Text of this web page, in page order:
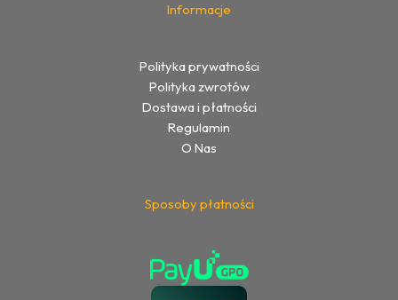
Informacje
Polityka prywatności
Polityka zwrotów
Dostawa i płatności
Regulamin
O Nas
Sposoby płatności